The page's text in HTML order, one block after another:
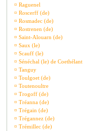
¤ Raguenel
¤ Roscerff (de)
¤ Rosmadec (de)
¤ Rostrenen (de)
¤ Saint-Alouarn (de)
¤ Saux (le)
¤ Scauff (le)
¤ Sénéchal (le) de Coethélant
¤ Tanguy
¤ Toulgoet (de)
¤ Toutenoultre
¤ Trogoff (de)
¤ Tréanna (de)
¤ Trégain (de)
¤ Trégannez (de)
¤ Trémillec (de)